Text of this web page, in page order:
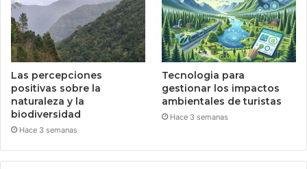
Las percepciones
positivas sobre la
naturaleza y la
biodiversidad
Hace 3 semanas
Tecnologia para
gestionar los impactos
ambientales de turistas
Hace 3 semanas